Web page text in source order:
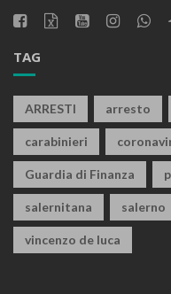
TAG
ARRESTI arresto
carabinieri
Guardia di Finanza
salernitana salerno
vincenzo de luca